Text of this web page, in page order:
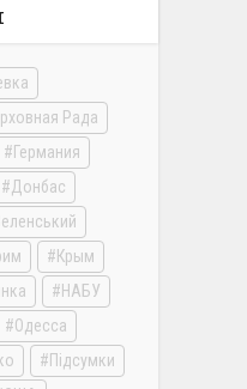
Рада
Германия
Донбас
Крым
НАБУ
Одесса
Підсумки